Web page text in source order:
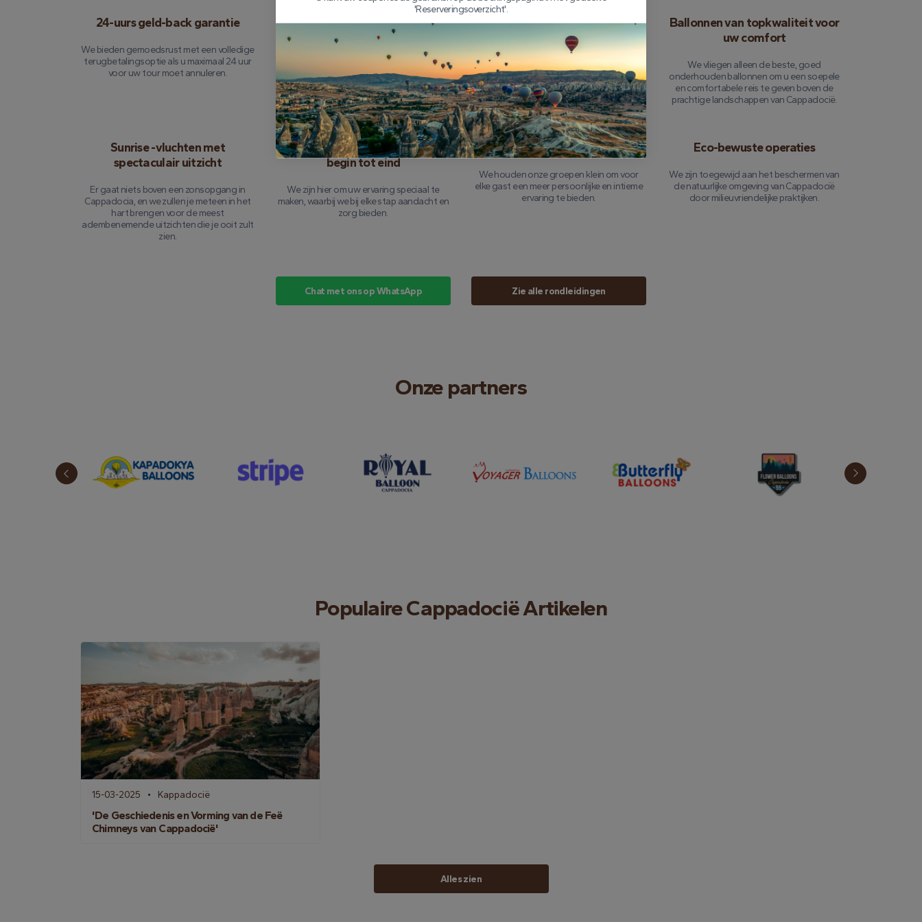
24-uurs geld-back garantie
We bieden gemoedsrust met een volledige
terugbetalingsoptie als u maximaal 24 uur
voor uw tour moet annuleren.
Uitgebreide tourverzekering
Elke vlucht is volledig verzekerd, zodat u zich
kunt concentreren op het genieten van de
ervaring zonder zorgen.
Ervaren piloten die je kunt
vertrouwen
Ons team van bekwame piloten heeft
jarenlange ervaring met het navigeren van
de lucht van Cappadocië, zodat uw vlucht
zowel veilig als onvergetelijk is.
Ballonnen van topkwaliteit voor
uw comfort
We vliegen alleen de beste, goed
onderhouden ballonnen om u een soepele
en comfortabele reis te geven boven de
prachtige landschappen van Cappadocië.
Sunrise -vluchten met
spectaculair uitzicht
Er gaat niets boven een zonsopgang in
Cappadocia, en we zullen je meteen in het
hart brengen voor de meest
adembenemende uitzichten die je ooit zult
zien.
Gepersonaliseerde service van
begin tot eind
We zijn hier om uw ervaring speciaal te
maken, waarbij we bij elke stap aandacht en
zorg bieden.
Kleine groepsgroottes
We houden onze groepen klein om voor
elke gast een meer persoonlijke en intieme
ervaring te bieden.
Eco-bewuste operaties
We zijn toegewijd aan het beschermen van
de natuurlijke omgeving van Cappadocië
door milieuvriendelijke praktijken.
Chat met ons op WhatsApp Zie alle rondleidingen
Onze partners
Populaire Cappadocië Artikelen
15-03-2025 Kappadocië
'De Geschiedenis en Vorming van de Feë
Chimneys van Cappadocië'
Alles zien
'Reserveringsoverzicht'.